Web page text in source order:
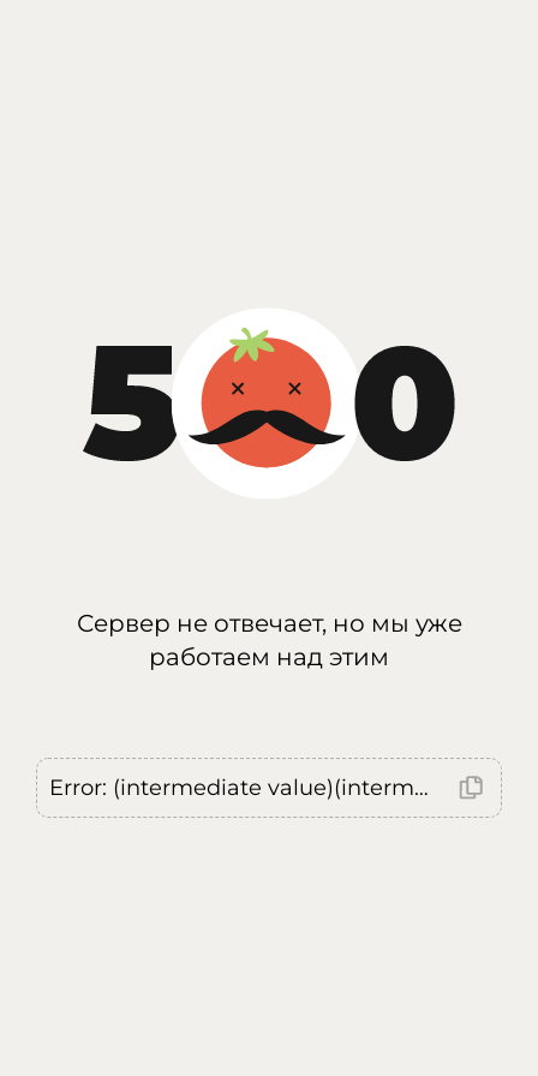
Сервер не отвечает, но мы уже
работаем над этим
Error: (intermediate value)(intermediate value)(intermediate value).replaceAll is not a function